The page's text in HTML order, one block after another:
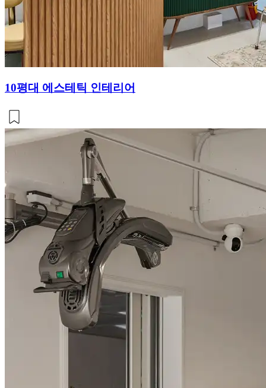
10평대 에스테틱 인테리어